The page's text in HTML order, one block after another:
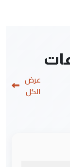
عرض
الكل